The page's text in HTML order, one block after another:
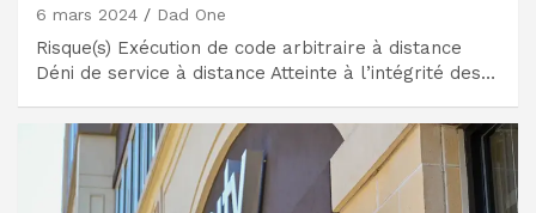
6 mars 2024 Dad One
Risque(s) Exécution de code arbitraire à distance
Déni de service à distance Atteinte à l’intégrité des…